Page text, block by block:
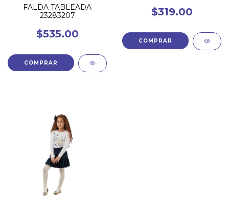
FALDA TABLEADA
23283207
$535.00
COMPRAR
$319.00
COMPRAR